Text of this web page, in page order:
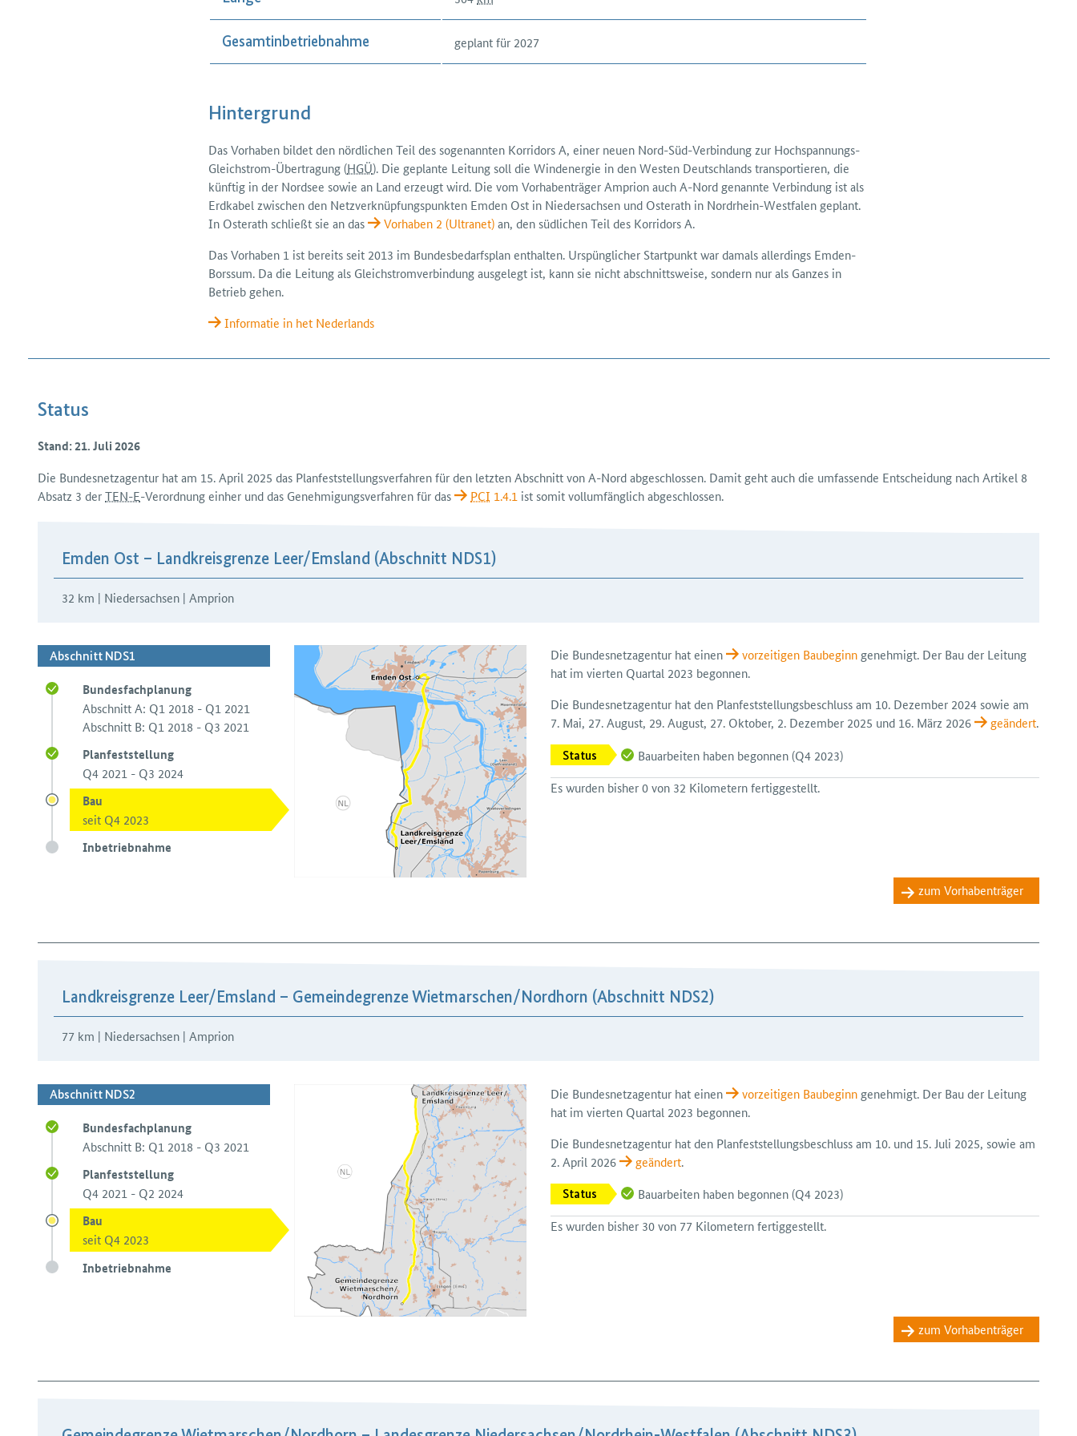
Gesamtinbetriebnahme geplant für 2027
Hintergrund
Das Vorhaben bildet den nördlichen Teil des sogenannten Korridors A, einer neuen Nord-Süd-Verbindung zur Hoch­spannungs-
Gleichstrom-Über­tragung (HGÜ). Die geplante Leitung soll die Windenergie in den Westen Deutschlands transportieren, die
künftig in der Nordsee sowie an Land erzeugt wird. Die vom Vorhabenträger Amprion auch A-Nord genannte Ver­bindung ist als
Erdkabel zwischen den Netz­verknüpfungs­punkten Emden Ost in Nieder­sachsen und Osterath in Nord­rhein-Westfalen geplant.
In Osterath schließt sie an das
Vorhaben 2 (Ultranet)an, den südlichen Teil des Korridors A.
Das Vorhaben 1 ist bereits seit 2013 im Bundes­bedarfsplan enthalten. Urspünglicher Startpunkt war damals allerdings Emden-
Borssum. Da die Leitung als Gleichstrom­verbindung ausgelegt ist, kann sie nicht abschnittsweise, sondern nur als Ganzes in
Betrieb gehen.
Informatie in het Nederlands
Status
Stand: 21. Juli 2026
Die Bundesnetzagentur hat am 15. April 2025 das Plan­feststellungs­verfahren für den letzten Abschnitt von A-Nord ab­geschlossen. Damit geht auch die umfassende Entscheidung nach Artikel 8
Absatz 3 derTEN-E-Verordnung einher und das Genehmigungs­verfahren für das PCI 1.4.1 ist somit voll­umfänglich abgeschlossen.
Emden Ost – Landkreisgrenze Leer/​Emsland (Abschnitt NDS1)
32 km | Niedersachsen | Amprion
Abschnitt NDS1
Bundesfachplanung
Abschnitt A: Q1 2018 - Q1 2021
Abschnitt B: Q1 2018 - Q3 2021
Planfeststellung
Q4 2021 - Q3 2024
Bau
seit Q4 2023
Inbetriebnahme
Die Bundes­netz­agentur hat einen vorzeitigen Bau­beginngenehmigt. Der Bau der Leitung
hat im vierten Quartal 2023 begonnen.
Die Bundesnetzagentur hat den Plan­feststellungs­beschluss am 10. Dezember 2024 sowie am
7. Mai, 27. August, 29. August, 27. Oktober, 2. Dezember 2025 und 16. März 2026
geändert.
Status Bauarbeiten haben begonnen(Q4 2023)
Es wurden bisher 0 von 32 Kilometern fertiggestellt.
zum Vorhabenträger
Landkreisgrenze Leer/​Emsland – Gemeindegrenze Wietmarschen/​Nordhorn (Abschnitt NDS2)
77 km | Niedersachsen | Amprion
Abschnitt NDS2
Bundesfachplanung
Abschnitt B: Q1 2018 - Q3 2021
Planfeststellung
Q4 2021 - Q2 2024
Bau
seit Q4 2023
Inbetriebnahme
Die Bundes­netz­agentur hat einen vorzeitigen Bau­beginn genehmigt. Der Bau der Leitung
hat im vierten Quartal 2023 begonnen.
Die Bundesnetzagentur hat den Plan­feststellungs­beschluss am 10. und 15. Juli 2025, sowie am
2. April 2026
geändert.
Status Bauarbeiten haben begonnen(Q4 2023)
Es wurden bisher 30 von 77 Kilometern fertiggestellt.
zum Vorhabenträger